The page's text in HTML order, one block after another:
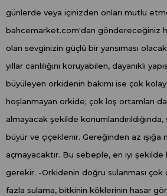
günlerde veya içinizden onları mutlu
bahcemarket.com'dan göndereceğiniz
olan sevginizin güçlü bir yansıması
yıllar canlılığını koruyabilen, dayanıklı
büyüleyen orkidenin bakımı ise çok
hoşlanmayan orkide; çok loş ortamları
almayacak şekilde konumlandırıldığında,
büyür ve çiçeklenir. Gereğinden az ışığa
açmayacaktır. Bu sebeple, en iyi şekilde
gerekir. -Orkidenin doğru sulanması çok
fazla sulama, bitkinin köklerinin hasar